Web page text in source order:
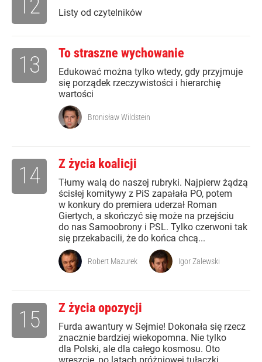
Listy od czytelników
12
To straszne wychowanie
Edukować można tylko wtedy, gdy przyjmuje
się porządek rzeczywistości i hierarchię
wartości
13
Bronisław Wildstein
Z życia koalicji
Tłumy walą do naszej rubryki. Najpierw żądzą
ścisłej komitywy z PiS zapałała PO, potem
w konkury do premiera uderzał Roman
Giertych, a skończyć się może na przejściu
do nas Samoobrony i PSL. Tylko czerwoni tak
się przekabacili, że do końca chcą...
14
Robert Mazurek Igor Zalewski
Z życia opozycji
Furda awantury w Sejmie! Dokonała się rzecz
znacznie bardziej wiekopomna. Nie tylko
dla Polski, ale dla całego kosmosu. Oto
15